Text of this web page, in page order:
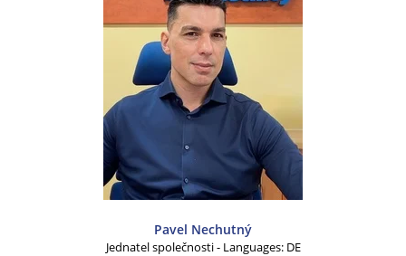
Pavel Nechutný
Jednatel společnosti - Languages: DE